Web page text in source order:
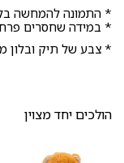
* התמונה להמחשה
* במידה שחסרים
* צבע של תיק ובלון
הולכים יחד מצוין